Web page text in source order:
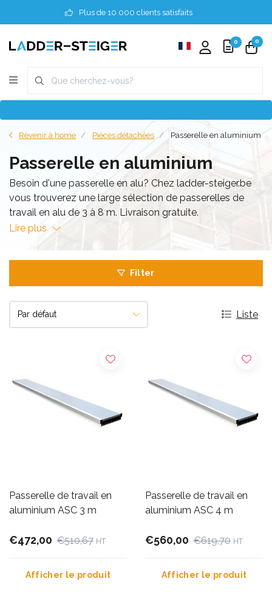
Plus de 10 000 clients satisfaits
0 0
Revenir à home Pièces détachées Passerelle en aluminium
Passerelle en aluminium
Besoin d'une passerelle en alu? Chez ladder-steiger.be
vous trouverez une large sélection de passerelles de
travail en alu de 3 à 8 m. Livraison gratuite.
Lire plus
Filter
Liste
Passerelle de travail en
aluminium ASC 3 m
€472,00 €510,67 HT
Afficher le produit
Passerelle de travail en
aluminium ASC 4 m
€560,00 €619,70 HT
Afficher le produit